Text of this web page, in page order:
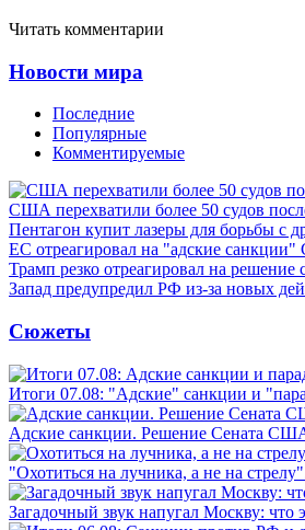
Читать комментарии
Новости мира
Последние
Популярные
Комментируемые
США перехватили более 50 судов
Пентагон купит лазеры для борьбы с
ЕС отреагировал на "адские
Трамп резко отреагировал на решение
Запад предупредил РФ из-за новых
Сюжеты
Итоги 07.08: "Адские" санкции и
Адские санкции. Решение Сената
"Охотиться на лучника, а не на
Загадочный звук напугал Москву: что